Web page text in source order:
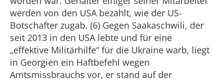
werden von den USA bezahlt, wie der US-
Botschafter zugab. (6) Gegen Saakaschwili, der
seit 2013 in den USA lebte und für eine
„effektive Militärhilfe“ für die Ukraine warb, liegt
in Georgien ein Haftbefehl wegen
Amtsmissbrauchs vor, er stand auf der